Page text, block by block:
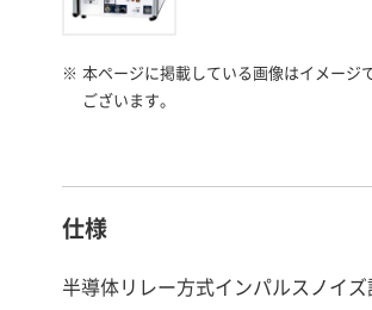
※ 本ページに掲載している画像はイメージ
ございます。
仕様
半導体リレー方式インパルスノイ